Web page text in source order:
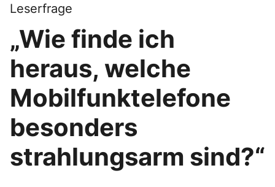
Leserfrage
„Wie finde ich
heraus, welche
Mobilfunktelefone
besonders
strahlungsarm sind?“